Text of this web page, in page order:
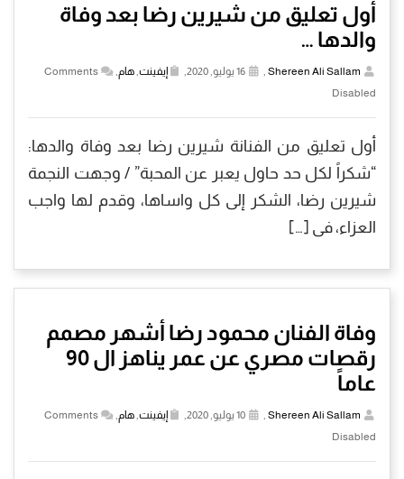
أول تعليق من شيرين رضا بعد وفاة
والدها …
Shereen Ali Sallam إيفينت هام
Comments
Disabled
أول تعليق من الفنانة شيرين رضا بعد وفاة والدها:
“شكراً لكل حد حاول يعبر عن المحبة” / وجهت النجمة
شيرين رضا، الشكر إلى كل واساها، وقدم لها واجب
العزاء، فى […]
وفاة الفنان محمود رضا أشهر مصمم
رقصات مصري عن عمر يناهز ال 90
عاماً
Shereen Ali Sallam إيفينت هام
Comments
Disabled